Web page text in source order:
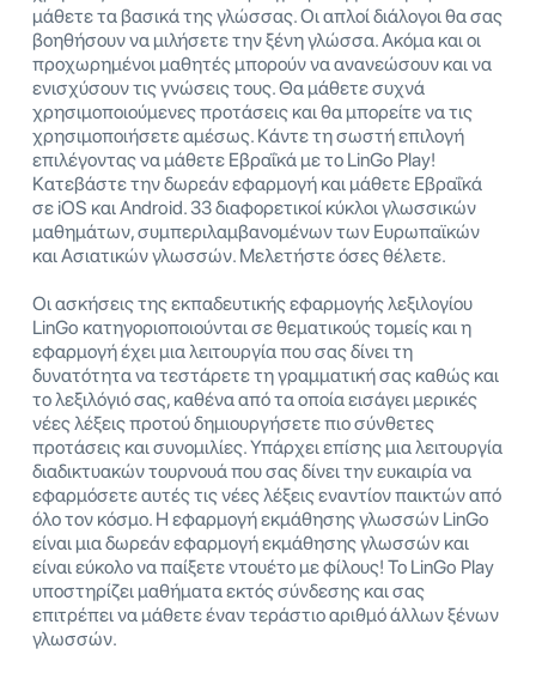
μάθετε τα βασικά της γλώσσας. Οι απλοί διάλογοι θα σας
βοηθήσουν να μιλήσετε την ξένη γλώσσα. Ακόμα και οι
προχωρημένοι μαθητές μπορούν να ανανεώσουν και να
ενισχύσουν τις γνώσεις τους. Θα μάθετε συχνά
χρησιμοποιούμενες προτάσεις και θα μπορείτε να τις
χρησιμοποιήσετε αμέσως. Κάντε τη σωστή επιλογή
επιλέγοντας να μάθετε Εβραΐκά με το LinGo Play!
Κατεβάστε την δωρεάν εφαρμογή και μάθετε Εβραΐκά
σε iOS και Android. 33 διαφορετικοί κύκλοι γλωσσικών
μαθημάτων, συμπεριλαμβανομένων των Ευρωπαϊκών
και Ασιατικών γλωσσών. Μελετήστε όσες θέλετε.
Οι ασκήσεις της εκπαδευτικής εφαρμογής λεξιλογίου
LinGo κατηγοριοποιούνται σε θεματικούς τομείς και η
εφαρμογή έχει μια λειτουργία που σας δίνει τη
δυνατότητα να τεστάρετε τη γραμματική σας καθώς και
το λεξιλόγιό σας, καθένα από τα οποία εισάγει μερικές
νέες λέξεις προτού δημιουργήσετε πιο σύνθετες
προτάσεις και συνομιλίες. Υπάρχει επίσης μια λειτουργία
διαδικτυακών τουρνουά που σας δίνει την ευκαιρία να
εφαρμόσετε αυτές τις νέες λέξεις εναντίον παικτών από
όλο τον κόσμο. Η εφαρμογή εκμάθησης γλωσσών LinGo
είναι μια δωρεάν εφαρμογή εκμάθησης γλωσσών και
είναι εύκολο να παίξετε ντουέτο με φίλους! Το LinGo Play
υποστηρίζει μαθήματα εκτός σύνδεσης και σας
επιτρέπει να μάθετε έναν τεράστιο αριθμό άλλων ξένων
γλωσσών.